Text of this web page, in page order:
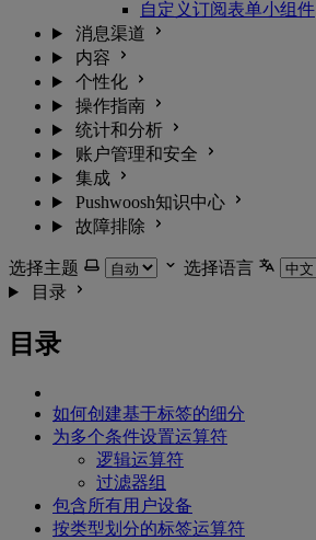
自定义订阅表单小组件
消息渠道
内容
个性化
操作指南
统计和分析
账户管理和安全
集成
Pushwoosh知识中心
故障排除
选择主题
选择语言
目录
目录
如何创建基于标签的细分
为多个条件设置运算符
逻辑运算符
过滤器组
包含所有用户设备
按类型划分的标签运算符